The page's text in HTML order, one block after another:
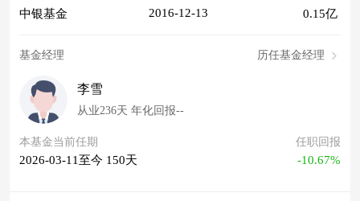
中银基金 2016-12-13 0.15亿
基金经理 历任基金经理
李雪
从业236天 年化回报--
本基金当前任期
2026-03-11至今 150天
任职回报
-10.67%